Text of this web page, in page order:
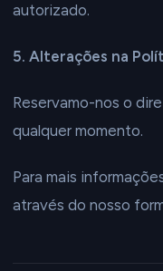
autorizado.
5. Alterações na
Reservamo-nos o
qualquer momento.
Para mais
através do nosso